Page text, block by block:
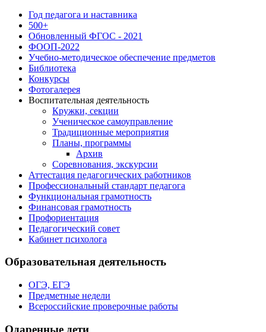
Год педагога и наставника
500+
Обновленный ФГОС - 2021
ФООП-2022
Учебно-методическое обеспечение предметов
Библиотека
Конкурсы
Фотогалерея
Воспитательная деятельность
Кружки, секции
Ученическое самоуправление
Традиционные мероприятия
Планы, программы
Архив
Соревнования, экскурсии
Аттестация педагогических работников
Профессиональный стандарт педагога
Функциональная грамотность
Финансовая грамотность
Профориентация
Педагогический совет
Кабинет психолога
Образовательная деятельность
ОГЭ, ЕГЭ
Предметные недели
Всероссийские проверочные работы
Одаренные дети